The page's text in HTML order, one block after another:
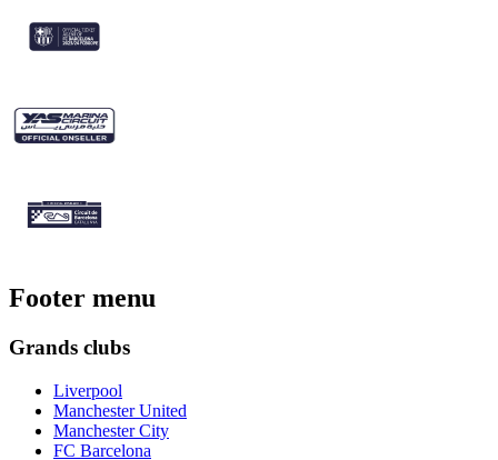
Footer menu
Grands clubs
Liverpool
Manchester United
Manchester City
FC Barcelona